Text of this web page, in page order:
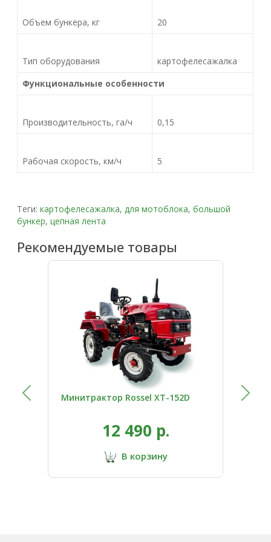
Объем бункера, кг 20
Тип оборудования
картофелесажалка
Функциональные особенности
Производительность, га/ч 0,15
Рабочая скорость, км/ч 5
Теги:картофелесажалка, для мотоблока,большой
бункер,цепная лента
Рекомендуемые товары
Минитрактор Rossel XT-152D
12 490 р.
В корзину